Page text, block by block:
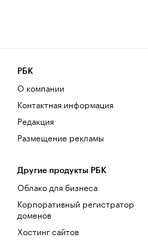
РБК
О компании
Контактная информация
Редакция
Размещение рекламы
Другие продукты РБК
Облако для бизнеса
Корпоративный регистратор
доменов
Хостинг сайтов